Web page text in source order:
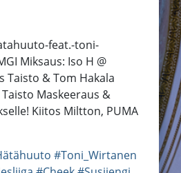
feat.-toni-
Miksaus: Iso H @
Taisto & Tom Hakala
Maskeeraus &
Kiitos Miltton, PUMA
#Toni_Wirtanen